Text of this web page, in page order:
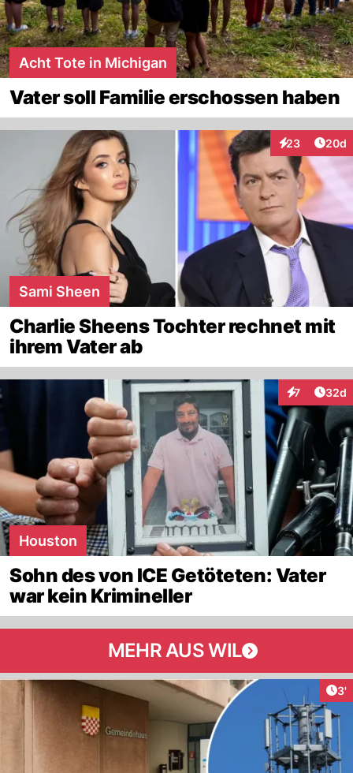
Acht Tote in Michigan
Vater soll Familie erschossen haben
23
Interaktionen
20d
Sami Sheen
Charlie Sheens Tochter rechnet mit
ihrem Vater ab
7
Interaktionen
32d
Houston
Sohn des von ICE Getöteten: Vater
war kein Krimineller
MEHR AUS WIL
3'